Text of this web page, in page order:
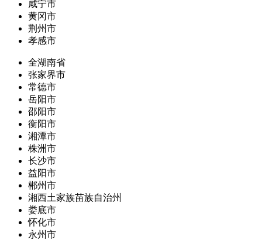
咸宁市
黄冈市
荆州市
孝感市
全湖南省
张家界市
常德市
岳阳市
邵阳市
衡阳市
湘潭市
株洲市
长沙市
益阳市
郴州市
湘西土家族苗族自治州
娄底市
怀化市
永州市